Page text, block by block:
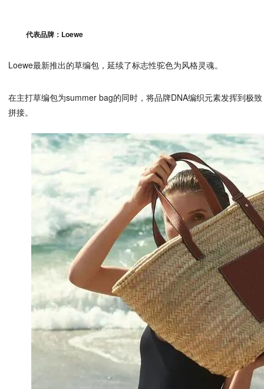
代表品牌：Loewe
Loewe最新推出的草编包，延续了标志性驼色为风格灵魂。
在主打草编包为summer bag的同时，将品牌DNA编织元素发挥到极
拼接。